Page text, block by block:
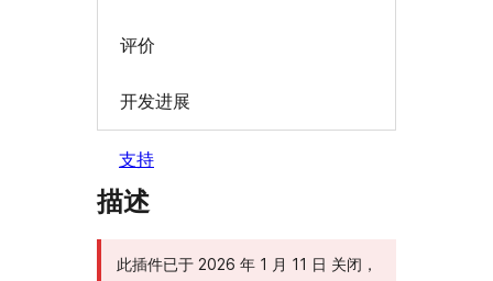
评价
开发进展
支持
描述
此插件已于 2026 年 1 月 11 日 关闭，